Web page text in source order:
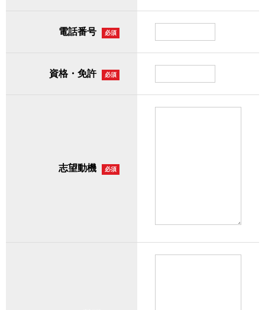
電話番号 必須
資格・免許 必須
志望動機 必須